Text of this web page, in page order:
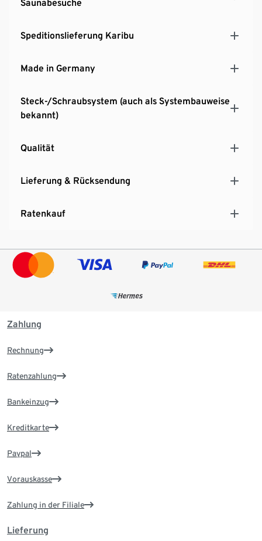
Saunabesuche
Speditionslieferung Karibu
Made in Germany
Steck-/Schraubsystem (auch als Systembauweise
bekannt)
Qualität
Lieferung & Rücksendung
Ratenkauf
Zahlung
Rechnung
Ratenzahlung
Bankeinzug
Kreditkarte
Paypal
Vorauskasse
Zahlung in der Filiale
Lieferung